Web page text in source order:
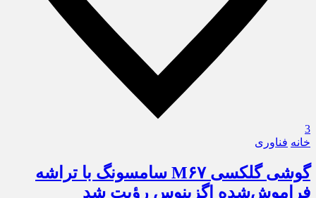
3
خانه فناوری
گوشی گلکسی M۶۷ سامسونگ با تراشه
فراموش‌شده اگزینوس رؤیت شد